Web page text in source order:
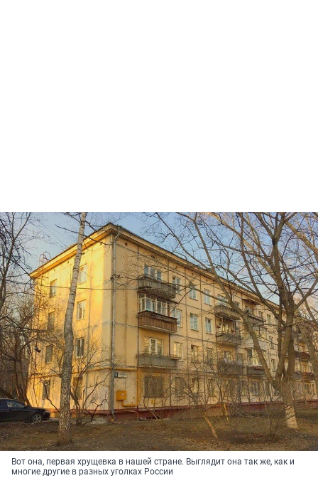
Вот она, первая хрущевка в нашей стране. Выглядит она так же, как и
многие другие в разных уголках России